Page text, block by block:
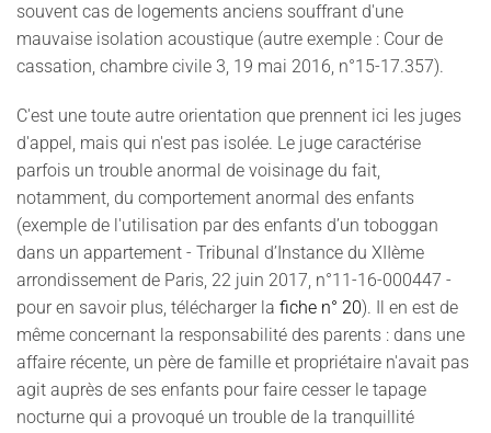
souvent cas de logements anciens souffrant d'une
mauvaise isolation acoustique (autre exemple : Cour de
cassation, chambre civile 3, 19 mai 2016, n°15-17.357).
C'est une toute autre orientation que prennent ici les juges
d'appel, mais qui n'est pas isolée. Le juge caractérise
parfois un trouble anormal de voisinage du fait,
notamment, du comportement anormal des enfants
(exemple de l'utilisation par des enfants d’un toboggan
dans un appartement - Tribunal d’Instance du XIIème
arrondissement de Paris, 22 juin 2017, n°11-16-000447 -
pour en savoir plus, télécharger la fiche n° 20). Il en est de
même concernant la responsabilité des parents : dans une
affaire récente, un père de famille et propriétaire n'avait pas
agit auprès de ses enfants pour faire cesser le tapage
nocturne qui a provoqué un trouble de la tranquillité